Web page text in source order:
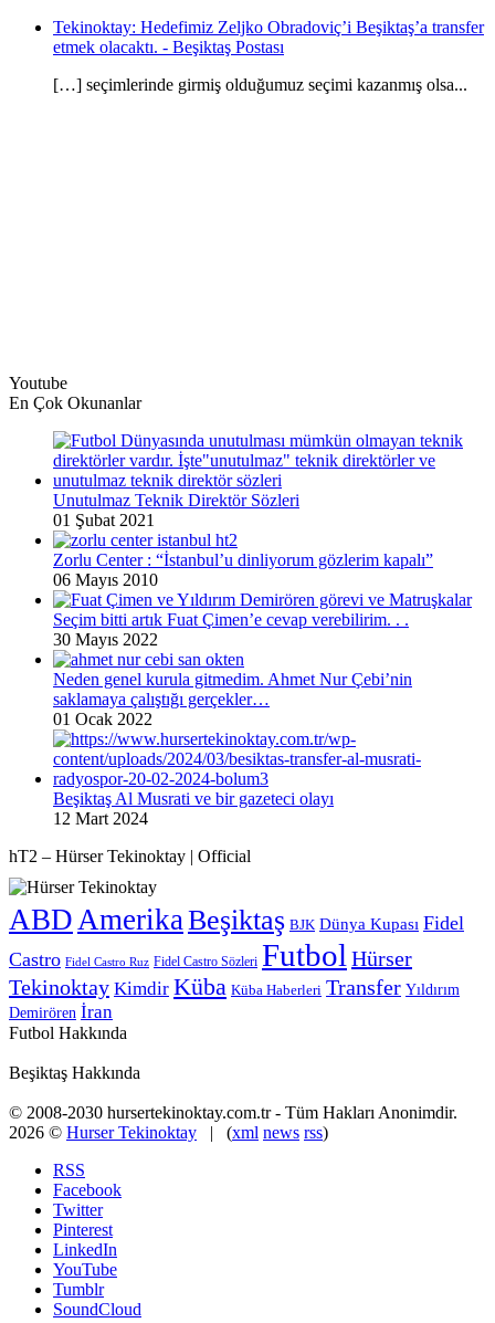
Tekinoktay: Hedefimiz Zeljko Obradoviç’i Beşiktaş’a transfer
etmek olacaktı. - Beşiktaş Postası
[…] seçimlerinde girmiş olduğumuz seçimi kazanmış olsa...
Youtube
En Çok Okunanlar
Unutulmaz Teknik Direktör Sözleri
01 Şubat 2021
Zorlu Center : “İstanbul’u dinliyorum gözlerim kapalı”
06 Mayıs 2010
Seçim bitti artık Fuat Çimen’e cevap verebilirim. . .
30 Mayıs 2022
Neden genel kurula gitmedim. Ahmet Nur Çebi’nin
saklamaya çalıştığı gerçekler…
01 Ocak 2022
Beşiktaş Al Musrati ve bir gazeteci olayı
12 Mart 2024
hT2 – Hürser Tekinoktay | Official
ABD Amerika Beşiktaş BJK Dünya Kupası Fidel
Castro Fidel Castro Ruz Fidel Castro Sözleri Futbol Hürser
Tekinoktay Kimdir Küba Küba Haberleri Transfer Yıldırım
Demirören İran
Futbol Hakkında
Beşiktaş Hakkında
© 2008-2030 hursertekinoktay.com.tr - Tüm Hakları Anonimdir.
2026 © Hurser Tekinoktay | (xml news rss)
RSS
Facebook
Twitter
Pinterest
LinkedIn
YouTube
Tumblr
SoundCloud